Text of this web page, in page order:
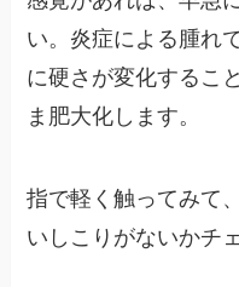
い。炎症による腫れ
に硬さが変化するこ
ま肥大化します。
指で軽く触ってみて
いしこりがないかチ